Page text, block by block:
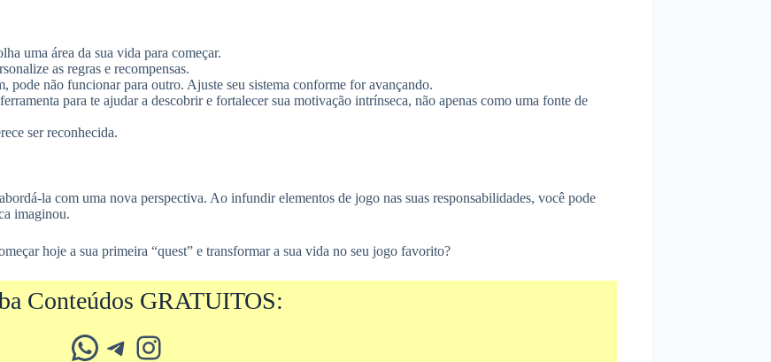
uma área da sua vida para começar.
as regras e recompensas.
pode não funcionar para outro. Ajuste seu sistema conforme for avançando.
para te ajudar a descobrir e fortalecer sua motivação intrínseca, não apenas como uma fonte de
ser reconhecida.
la com uma nova perspectiva. Ao infundir elementos de jogo nas suas responsabilidades, você pode
imaginou.
hoje a sua primeira “quest” e transformar a sua vida no seu jogo favorito?
Conteúdos GRATUITOS:
Whatsapp Telegram Instagram